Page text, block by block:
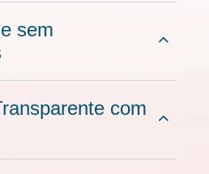
sem
com